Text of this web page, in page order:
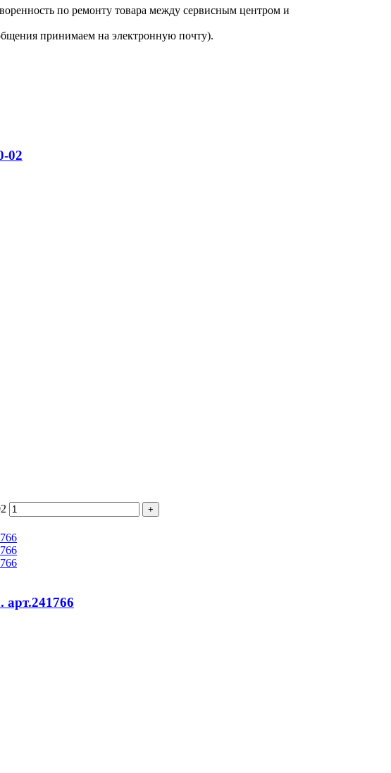
по ремонту товара между сервисным центром и
принимаем на электронную почту).
02
арт.241766